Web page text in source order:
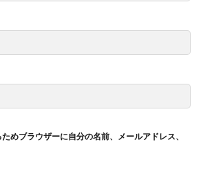
めブラウザーに自分の名前、メールアドレス、